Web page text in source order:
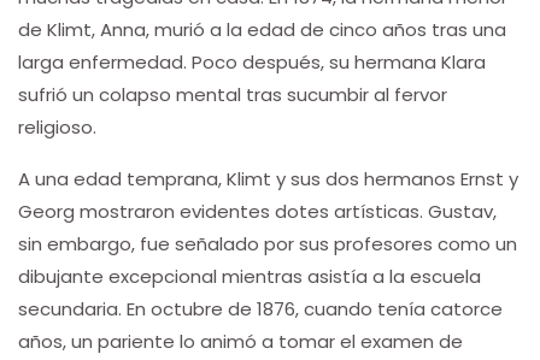
de Klimt, Anna, murió a la edad de cinco años tras una
larga enfermedad. Poco después, su hermana Klara
sufrió un colapso mental tras sucumbir al fervor
religioso.
A una edad temprana, Klimt y sus dos hermanos Ernst y
Georg mostraron evidentes dotes artísticas. Gustav,
sin embargo, fue señalado por sus profesores como un
dibujante excepcional mientras asistía a la escuela
secundaria. En octubre de 1876, cuando tenía catorce
años, un pariente lo animó a tomar el examen de